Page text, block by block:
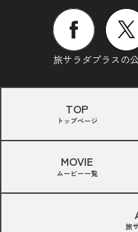
旅サラダプラスの
TOP
トップページ
MOVIE
ムービー一覧
旅